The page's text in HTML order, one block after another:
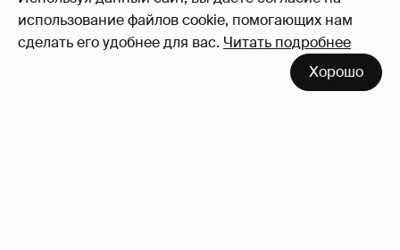
использование файлов cookie, помогающих нам
сделать его удобнее для вас. Читать подробнее
Хорошо